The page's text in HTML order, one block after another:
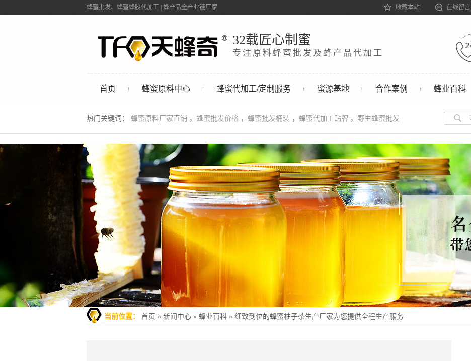
收藏本站 在线留言
蜂蜜批发、蜂蜜蜂胶代加工 | 蜂产品全产业链厂家
32载匠心制蜜
专注原料蜂蜜批发及蜂产品代加工
首页 蜂蜜原料中心 蜂蜜代加工/定制服务 蜜源基地 合作案例 蜂业百科
联系我们
热门关键词： 蜂蜜原料厂家直销 ， 蜂蜜批发价格 ， 蜂蜜批发桶装 ， 蜂蜜代加工贴牌 ， 野生蜂蜜批发
当前位置： 首页 » 新闻中心 » 蜂业百科 » 细致到位的蜂蜜柚子茶生产厂家为您提供全程生产服务